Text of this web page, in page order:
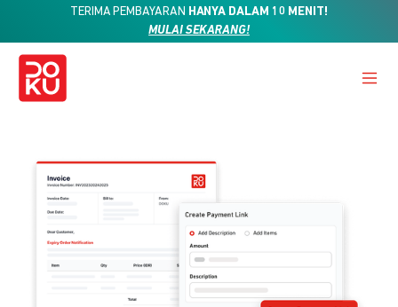
TERIMA PEMBAYARAN HANYA DALAM 10 MENIT!
MULAI SEKARANG!